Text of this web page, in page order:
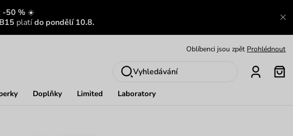
-50 % ☀️
platído pondělí 10.8.
Doplňky Limited Laboratory
Nech se inspirovat Ukázat
Vyhledávání